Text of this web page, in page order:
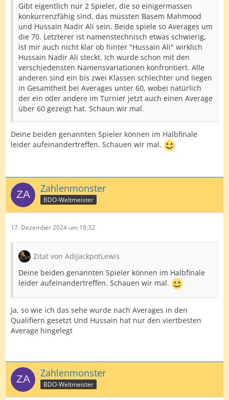
Gibt eigentlich nur 2 Spieler, die so einigermassen
konkurrenzfähig sind, das müssten Basem Mahmood
und Hussain Nadir Ali sein. Beide spiele so Averages um
die 70. Letzterer ist namenstechnisch etwas schwierig,
ist mir auch nicht klar ob hinter "Hussain Ali" wirklich
Hussain Nadir Ali steckt. Ich wurde schon mit den
verschiedensten Namensvariationen konfrontiert. Alle
anderen sind ein bis zwei Klassen schlechter und liegen
in Gesamtheit bei Averages unter 60, wobei natürlich
der ein oder andere im Turnier jetzt auch einen Average
über 60 gezeigt hat. Schaun wir mal.
Deine beiden genannten Spieler können im Halbfinale
leider aufeinandertreffen. Schauen wir mal.
Zahlenmonster
BDO-Weltmeister
17. Dezember 2024 um 18:32
Zitat von AdiJackpotLewis
Deine beiden genannten Spieler können im Halbfinale
leider aufeinandertreffen. Schauen wir mal.
Ja, so wie ich das sehe wurde nach Averages in den
Qualifiern gesetzt Und Hussain hat nur den viertbesten
Average hingelegt
Zahlenmonster
BDO-Weltmeister